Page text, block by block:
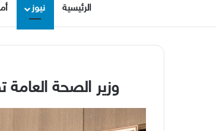
الرئيسية نيوز
وزير الصحة العامة